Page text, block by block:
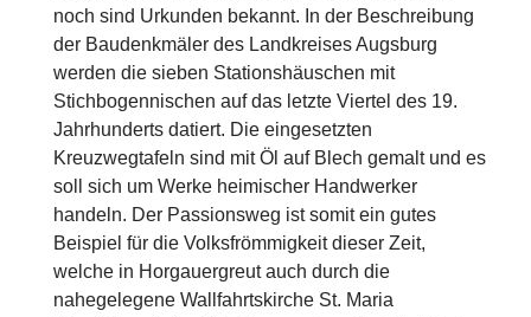
noch sind Urkunden bekannt. In der Beschreibung
der Baudenkmäler des Landkreises Augsburg
werden die sieben Stationshäuschen mit
Stichbogennischen auf das letzte Viertel des 19.
Jahrhunderts datiert. Die eingesetzten
Kreuzwegtafeln sind mit Öl auf Blech gemalt und es
soll sich um Werke heimischer Handwerker
handeln. Der Passionsweg ist somit ein gutes
Beispiel für die Volksfrömmigkeit dieser Zeit,
welche in Horgauergreut auch durch die
nahegelegene Wallfahrtskirche St. Maria